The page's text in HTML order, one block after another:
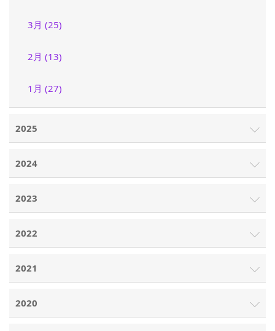
3月 (25)
2月 (13)
1月 (27)
2025
2024
2023
2022
2021
2020